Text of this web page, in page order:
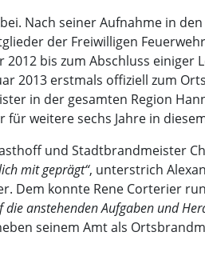
Nach seiner Aufnahme in
der Freiwilligen
bis zum Abschluss einiger
2013 erstmals offiziell zum
in der gesamten Region
weitere sechs Jahre in
und Stadtbrandmeister
mit geprägt“, unterstrich
Dem konnte Rene Corterier
anstehenden Aufgaben und
seinem Amt als